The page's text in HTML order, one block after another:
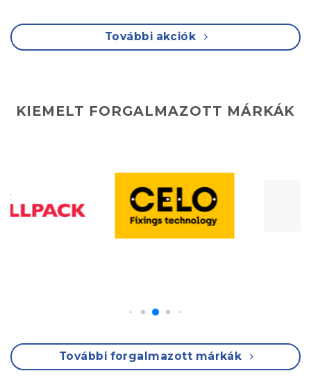
További akciók
KIEMELT FORGALMAZOTT MÁRKÁK
További forgalmazott márkák